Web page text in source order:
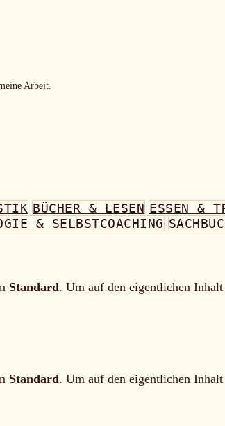
Arbeit.
BÜCHER & LESEN ESSEN &
& SELBSTCOACHING
Standard. Um auf den eigentlichen
Standard. Um auf den eigentlichen